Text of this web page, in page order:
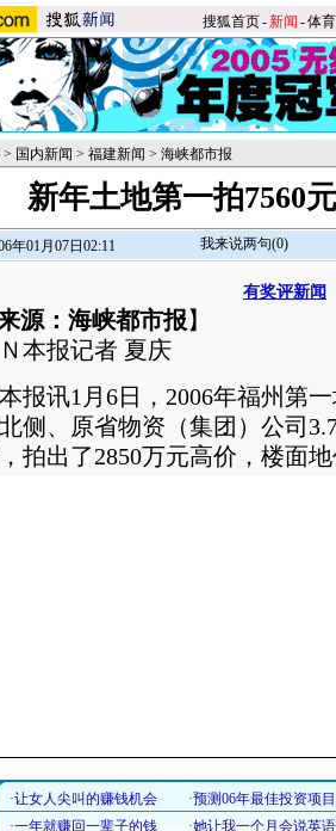
搜狐首页-新闻 -体育
> 国内新闻 > 福建新闻 > 海峡都市报
新年土地第一拍7560
年01月07日02:11 我来说两句(0)
有奖评新闻
源：海峡都市报 】
报记者 夏庆
讯1月6日，2006年福州第一
侧、原省物资（集团）公司
拍出了2850万元高价，楼面